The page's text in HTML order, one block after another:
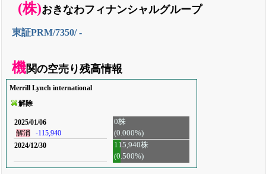
(株)おきなわフィナンシャルグループ
東証PRM/7350/ -
機関の空売り残高情報
Merrill Lynch international
解除
2025/01/06
解消
-115,940
0株
(0.000%)
2024/12/30
115,940株
(0.500%)